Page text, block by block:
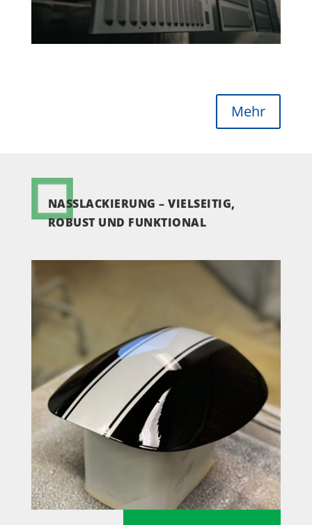
Mehr
NASSLACKIERUNG – VIELSEITIG,
ROBUST UND FUNKTIONAL